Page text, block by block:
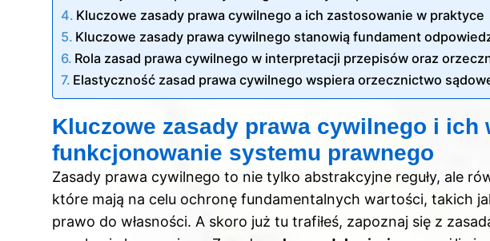
Kluczowe zasady prawa cywilnego a ich zastosowanie w praktyce
Kluczowe zasady prawa cywilnego stanowią fundament
Rola zasad prawa cywilnego w interpretacji przepisów oraz
Elastyczność zasad prawa cywilnego wspiera orzecznictwo
Kluczowe zasady prawa cywilnego i ich
funkcjonowanie systemu prawnego
Zasady prawa cywilnego to nie tylko abstrakcyjne reguły, ale
które mają na celu ochronę fundamentalnych wartości, takich
prawo do własności. A skoro już tu trafiłeś, zapoznaj się z